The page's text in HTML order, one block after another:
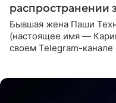
распространении
Бывшая жена Паши
(настоящее имя —
своем Telegram-